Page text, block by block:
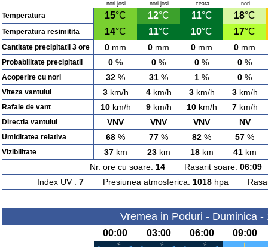
nori josi
nori josi
ceata
nori
Temperatura 15°C 12°C 11°C 18°C
Temperatura resimitita 14°C 11°C 10°C 17°C
Cantitate precipitatii 3 ore 0 mm 0 mm 0 mm 0 mm
Probabilitate precipitatii 0 % 0 % 0 % 0 %
Acoperire cu nori 32 % 31 % 1 % 0 %
Viteza vantului 3km/h 4km/h 3km/h 3km/h
Rafale de vant 10km/h 9km/h 10km/h 7km/h
Directia vantului VNV VNV VNV NV
Umiditatea relativa 68 % 77 % 82 % 57 %
Vizibilitate 37km 23km 18km 41km
Nr. ore cu soare: 14Rasarit soare: 06:09
Index UV : 7Presiunea atmosferica: 1018hpa
Vremea in Poduri - Duminica -
00:00 03:00 06:00 09:00